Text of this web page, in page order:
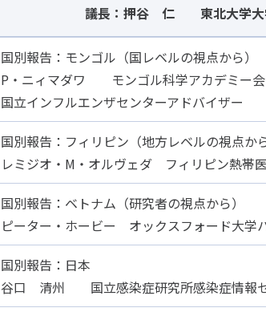
議長：押谷 仁 東北大学大
国別報告：モンゴル（国レベルの視点から）
P・ニィマダワ モンゴル科学アカデミー
国立インフルエンザセンターアドバイザー
国別報告：フィリピン（地方レベルの視点から
レミジオ・M・オルヴェダ フィリピン熱帯
国別報告：ベトナム（研究者の視点から）
ピーター・ホービー オックスフォード大学
国別報告：日本
谷口 清州 国立感染症研究所感染症情報